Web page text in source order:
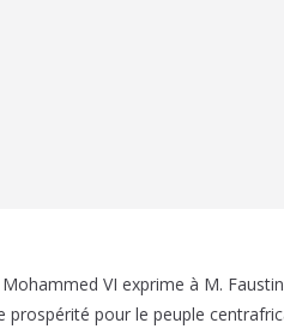
VI exprime à M.
prospérité pour le peuple